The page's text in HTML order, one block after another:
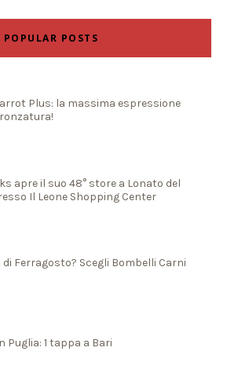
POPULAR POSTS
Plus: la massima espressione
apre il suo 48° store a Lonato del
Il Leone Shopping Center
di Ferragosto? Scegli Bombelli Carni
Puglia: 1 tappa a Bari